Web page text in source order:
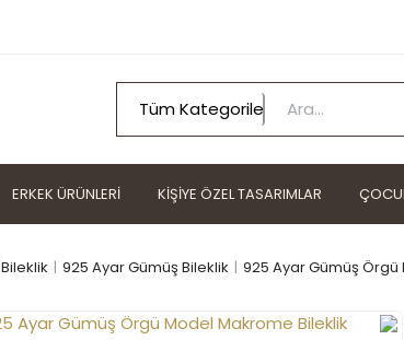
ERKEK ÜRÜNLERI KIŞIYE ÖZEL TASARIMLAR
Bileklik 925 Ayar Gümüş Bileklik 925 Ayar Gümüş